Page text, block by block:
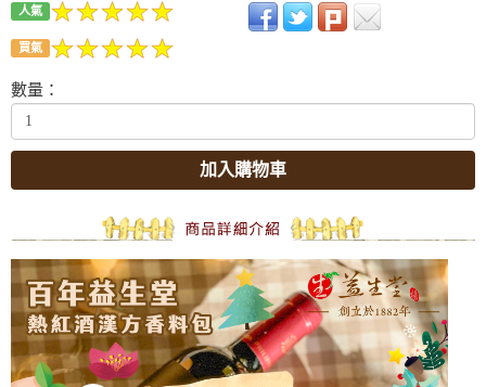
人氣
買氣
數量：
加入購物車